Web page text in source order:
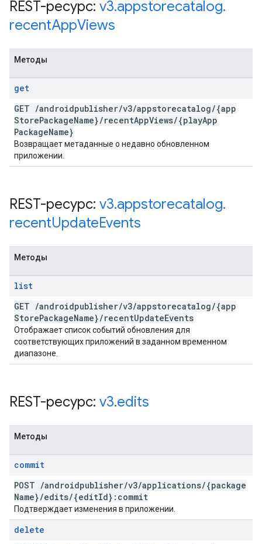
REST-ресурс: v3.appstorecatalog.
recentAppViews
Методы
get
GET /androidpublisher/v3/appstorecatalog/{app
StorePackageName}/recentAppViews/{playApp
PackageName}
Возвращает метаданные о недавно обновленном
приложении.
REST-ресурс: v3.appstorecatalog.
recentUpdateEvents
Методы
list
GET /androidpublisher/v3/appstorecatalog/{app
StorePackageName}/recentUpdateEvents
Отображает список событий обновления для
соответствующих приложений в заданном временном
диапазоне.
REST-ресурс: v3.edits
Методы
commit
POST /androidpublisher/v3/applications/{package
Name}/edits/{editId}:commit
Подтверждает изменения в приложении.
delete